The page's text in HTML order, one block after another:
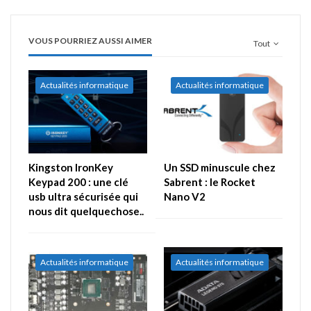
Tout
VOUS POURRIEZ AUSSI AIMER
Actualités informatique
Kingston IronKey
Keypad 200 : une clé
usb ultra sécurisée qui
nous dit quelquechose..
Actualités informatique
Un SSD minuscule chez
Sabrent : le Rocket
Nano V2
Actualités informatique Actualités informatique